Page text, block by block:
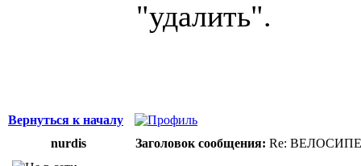
"удалить".
Вернуться к началу
nurdis
Заголовок сообщения: Re: